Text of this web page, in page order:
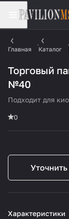
Главная Каталог
Торговый
№40
Подходит для
0
Характеристики